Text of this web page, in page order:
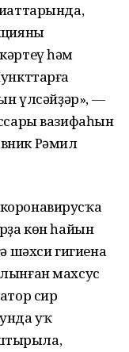
һәм
үлсәйҙәр», —
вазифаһын
Рәмил
көн һайын
шәхси гигиена
махсус
сир
уҡ